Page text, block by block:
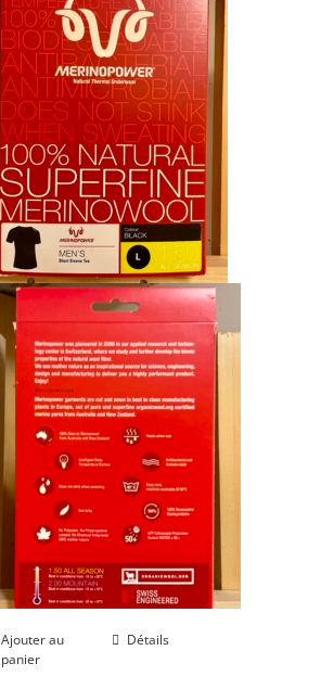
CHF 85.00.CHF 59.00.
Ajouter au
panier
Détails